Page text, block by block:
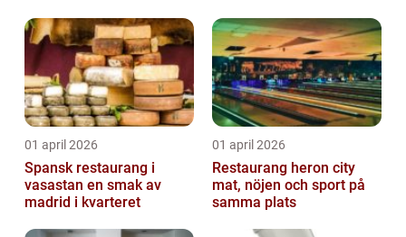
01 april 2026
Spansk restaurang i
vasastan en smak av
madrid i kvarteret
01 april 2026
Restaurang heron city
mat, nöjen och sport på
samma plats